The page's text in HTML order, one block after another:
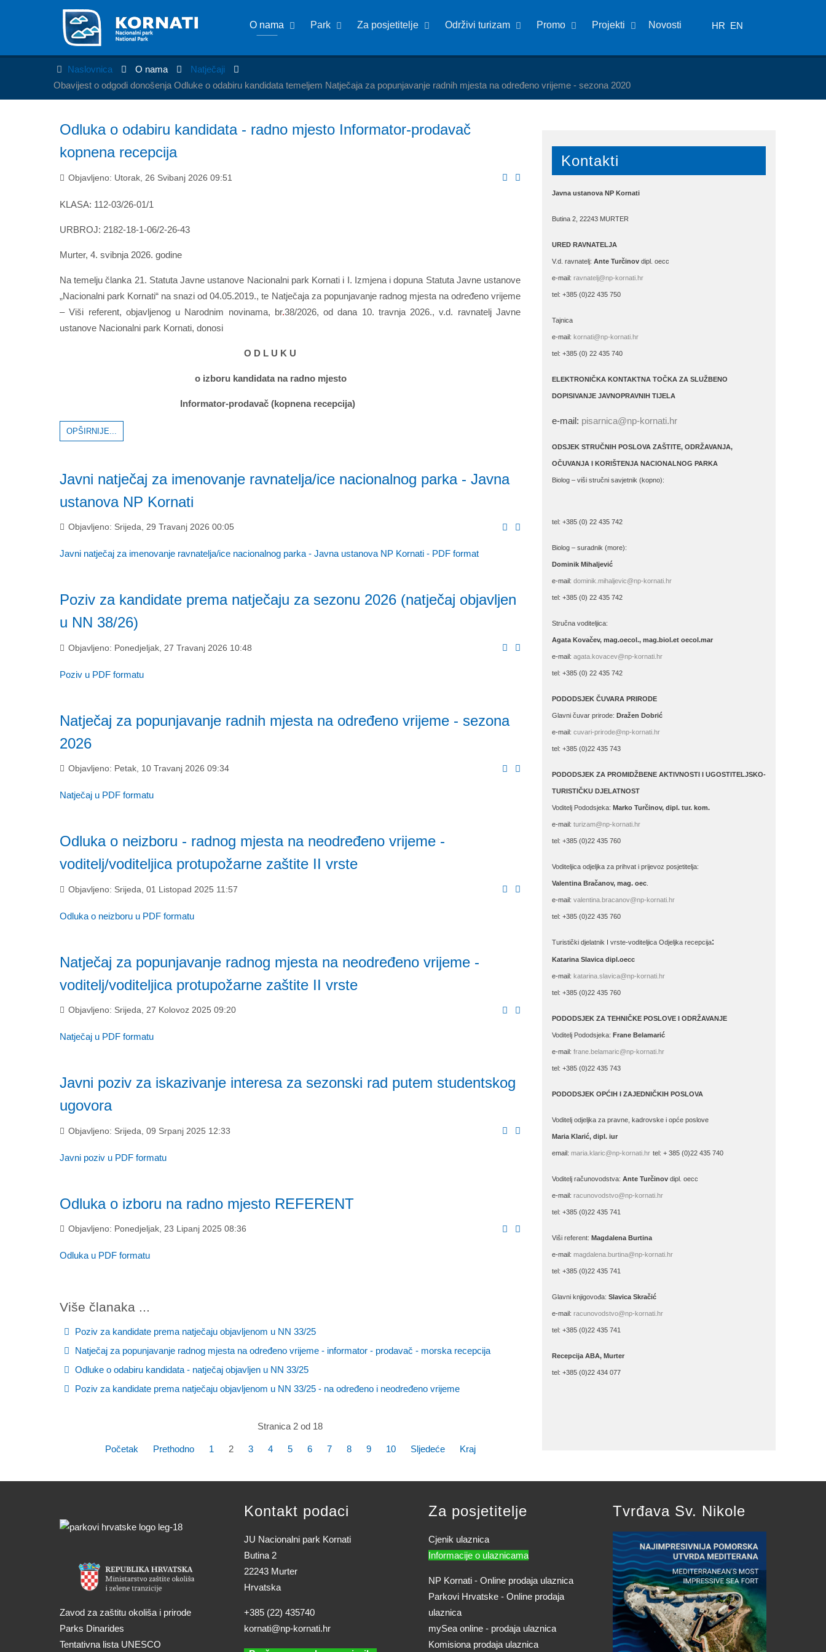
O nama Park Za posjetitelje Održivi turizam Promo Projekti Novosti HR EN
Naslovnica O nama
Natječaji
Obavijest o odgodi donošenja Odluke o odabiru kandidata temeljem Natječaja za popunjavanje radnih mjesta na određeno vrijeme - sezona 2020
Odluka o odabiru kandidata - radno mjesto Informator-prodavač
kopnena recepcija
Objavljeno: Utorak, 26 Svibanj 2026 09:51
KLASA: 112-03/26-01/1
URBROJ: 2182-18-1-06/2-26-43
Murter, 4. svibnja 2026. godine
Na temelju članka 21. Statuta Javne ustanove Nacionalni park Kornati i I. Izmjena i dopuna Statuta Javne ustanove
„Nacionalni park Kornati“ na snazi od 04.05.2019., te Natječaja za popunjavanje radnog mjesta na određeno vrijeme
– Viši referent, objavljenog u Narodnim novinama, br.38/2026, od dana 10. travnja 2026., v.d. ravnatelj Javne
ustanove Nacionalni park Kornati, donosi
O D L U K U
o izboru kandidata na radno mjesto
Informator-prodavač (kopnena recepcija)
OPŠIRNIJE...
Javni natječaj za imenovanje ravnatelja/ice nacionalnog parka - Javna
ustanova NP Kornati
Objavljeno: Srijeda, 29 Travanj 2026 00:05
Javni natječaj za imenovanje ravnatelja/ice nacionalnog parka - Javna ustanova NP Kornati - PDF format
Poziv za kandidate prema natječaju za sezonu 2026 (natječaj objavljen
u NN 38/26)
Objavljeno: Ponedjeljak, 27 Travanj 2026 10:48
Poziv u PDF formatu
Natječaj za popunjavanje radnih mjesta na određeno vrijeme - sezona
2026
Objavljeno: Petak, 10 Travanj 2026 09:34
Natječaj u PDF formatu
Odluka o neizboru - radnog mjesta na neodređeno vrijeme -
voditelj/voditeljica protupožarne zaštite II vrste
Objavljeno: Srijeda, 01 Listopad 2025 11:57
Odluka o neizboru u PDF formatu
Natječaj za popunjavanje radnog mjesta na neodređeno vrijeme -
voditelj/voditeljica protupožarne zaštite II vrste
Objavljeno: Srijeda, 27 Kolovoz 2025 09:20
Natječaj u PDF formatu
Javni poziv za iskazivanje interesa za sezonski rad putem studentskog
ugovora
Objavljeno: Srijeda, 09 Srpanj 2025 12:33
Javni poziv u PDF formatu
Odluka o izboru na radno mjesto REFERENT
Objavljeno: Ponedjeljak, 23 Lipanj 2025 08:36
Odluka u PDF formatu
Više članaka ...
Poziv za kandidate prema natječaju objavljenom u NN 33/25
Natječaj za popunjavanje radnog mjesta na određeno vrijeme - informator - prodavač - morska recepcija
Odluke o odabiru kandidata - natječaj objavljen u NN 33/25
Poziv za kandidate prema natječaju objavljenom u NN 33/25 - na određeno i neodređeno vrijeme
Stranica 2 od 18
Početak Prethodno 1 2 3 4 5 6 7 8 9 10 Sljedeće Kraj
Kontakti
Javna ustanova NP Kornati
Butina 2, 22243 MURTER
URED RAVNATELJA
V.d. ravnatelj: Ante Turčinov dipl. oecc
e-mail: ravnatelj@np-kornati.hr
tel: +385 (0)22 435 750
Tajnica
e-mail: kornati@np-kornati.hr
tel: +385 (0) 22 435 740
ELEKTRONIČKA KONTAKTNA TOČKA ZA SLUŽBENO
DOPISIVANJE JAVNOPRAVNIH TIJELA
e-mail: pisarnica@np-kornati.hr
ODSJEK STRUČNIH POSLOVA ZAŠTITE, ODRŽAVANJA,
OČUVANJA I KORIŠTENJA NACIONALNOG PARKA
Biolog – viši stručni savjetnik (kopno):
tel: +385 (0) 22 435 742
Biolog – suradnik (more):
Dominik Mihaljević
e-mail: dominik.mihaljevic@np-kornati.hr
tel: +385 (0) 22 435 742
Stručna voditeljica:
Agata Kovačev, mag.oecol., mag.biol.et oecol.mar
e-mail: agata.kovacev@np-kornati.hr
tel: +385 (0) 22 435 742
PODODSJEK ČUVARA PRIRODE
Glavni čuvar prirode: Dražen Dobrić
e-mail: cuvari-prirode@np-kornati.hr
tel: +385 (0)22 435 743
PODODSJEK ZA PROMIDŽBENE AKTIVNOSTI I UGOSTITELJSKO-
TURISTIČKU DJELATNOST
Voditelj Pododsjeka: Marko Turčinov, dipl. tur. kom.
e-mail: turizam@np-kornati.hr
tel: +385 (0)22 435 760
Voditeljica odjeljka za prihvat i prijevoz posjetitelja:
Valentina Bračanov, mag. oec
e-mail: valentina.bracanov@np-kornati.hr
tel: +385 (0)22 435 760
Turistički djelatnik I vrste-voditeljica Odjeljka recepcija:
Katarina Slavica dipl.oecc
e-mail: katarina.slavica@np-kornati.hr
tel: +385 (0)22 435 760
PODODSJEK ZA TEHNIČKE POSLOVE I ODRŽAVANJE
Voditelj Pododsjeka: Frane Belamarić
e-mail: frane.belamaric@np-kornati.hr
tel: +385 (0)22 435 743
PODODSJEK OPĆIH I ZAJEDNIČKIH POSLOVA
Voditelj odjeljka za pravne, kadrovske i opće poslove
Maria Klarić, dipl. iur
email: maria.klaric@np-kornati.hr tel: + 385 (0)22 435 740
Voditelj računovodstva: Ante Turčinov dipl. oecc
e-mail: racunovodstvo@np-kornati.hr
tel: +385 (0)22 435 741
Viši referent: Magdalena Burtina
e-mail: magdalena.burtina@np-kornati.hr
tel: +385 (0)22 435 741
Glavni knjigovođa: Slavica Skračić
e-mail: racunovodstvo@np-kornati.hr
tel: +385 (0)22 435 741
Recepcija ABA, Murter
tel: +385 (0)22 434 077
Zavod za zaštitu okoliša i prirode
Parks Dinarides
Tentativna lista UNESCO
Kontakt podaci
JU Nacionalni park Kornati
Butina 2
22243 Murter
Hrvatska
+385 (22) 435740
kornati@np-kornati.hr
Za posjetitelje
Cjenik ulaznica
Informacije o ulaznicama
NP Kornati - Online prodaja ulaznica
Parkovi Hrvatske - Online prodaja
ulaznica
mySea online - prodaja ulaznica
Komisiona prodaja ulaznica
Tvrđava Sv. Nikole